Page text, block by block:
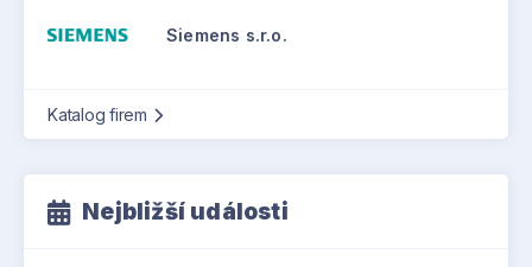
Siemens s.r.o.
Katalog firem
Nejbližší události